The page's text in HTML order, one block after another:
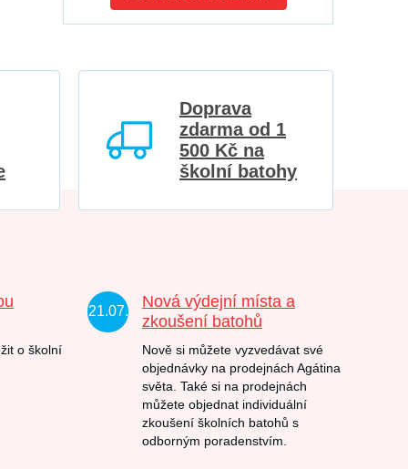
Doprava
zdarma od 1
500 Kč na
školní batohy
o školní
21.07.
Nová výdejní místa a
zkoušení batohů
Nově si můžete vyzvedávat své
objednávky na prodejnách Agátina
světa. Také si na prodejnách
můžete objednat individuální
zkoušení školních batohů s
odborným poradenstvím.